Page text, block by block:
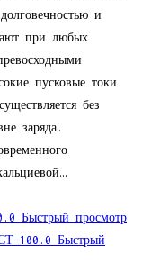
и
при любых
пусковые токи.
без
заряда.
Быстрый просмотр
Быстрый